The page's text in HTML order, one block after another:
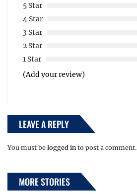
5 Star
4 Star
3 Star
2 Star
1 Star
(Add your review)
LEAVE A REPLY
You must be logged in to post a comment.
MORE STORIES